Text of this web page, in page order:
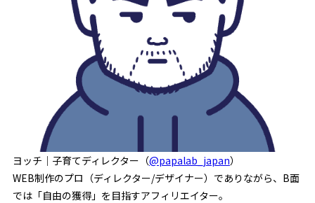
ヨッチ｜子育てディレクター（@papalab_japan）
WEB制作のプロ（ディレクター/デザイナー）でありながら、B面
では「自由の獲得」を目指すアフィリエイター。